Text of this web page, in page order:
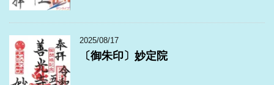
2025/08/17
〔御朱印〕妙定院